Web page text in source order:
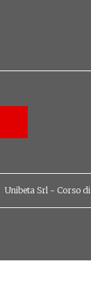
Unibeta Srl - Corso